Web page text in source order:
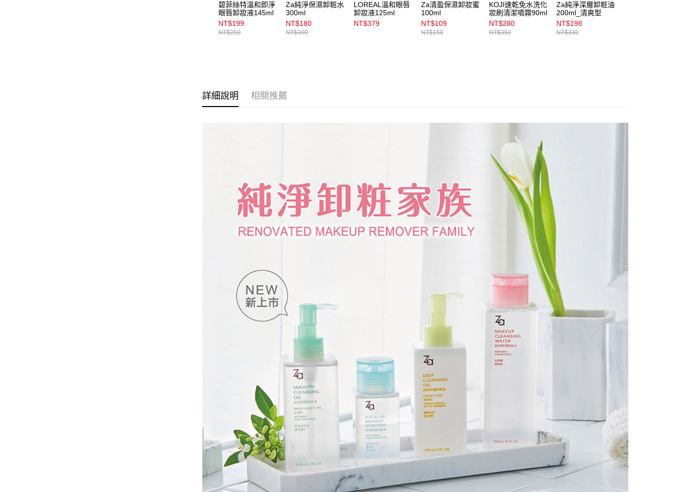
碧菲絲特溫和即淨
眼唇卸妝液145ml
NT$199
NT$250
Za純淨保濕卸粧水
300ml
NT$180
NT$300
LOREAL溫和眼唇
卸妝液125ml
NT$379
Za清盈保濕卸妝蜜
100ml
NT$109
NT$150
KOJI速乾免水洗化
妝刷清潔噴霧90ml
NT$280
NT$350
Za純淨深層卸粧油
200ml_清爽型
NT$198
NT$330
詳細說明 相關推薦